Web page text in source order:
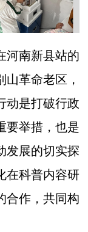
南新县站的
革命老区，
动是打破行政
要举措，也是
发展的切实探
在科普内容研
合作，共同构